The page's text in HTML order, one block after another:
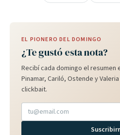
EL PIONERO DEL DOMINGO
¿Te gustó esta nota?
Recibí cada domingo el resumen
Pinamar, Cariló, Ostende y
clickbait.